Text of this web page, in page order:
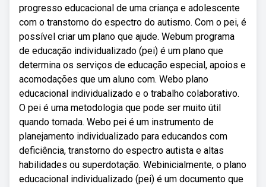
progresso educacional de uma criança e adolescente
com o transtorno do espectro do autismo. Com o pei, é
possível criar um plano que ajude. Webum programa
de educação individualizado (pei) é um plano que
determina os serviços de educação especial, apoios e
acomodações que um aluno com. Webo plano
educacional individualizado e o trabalho colaborativo.
O pei é uma metodologia que pode ser muito útil
quando tomada. Webo pei é um instrumento de
planejamento individualizado para educandos com
deficiência, transtorno do espectro autista e altas
habilidades ou superdotação. Webinicialmente, o plano
educacional individualizado (pei) é um documento que